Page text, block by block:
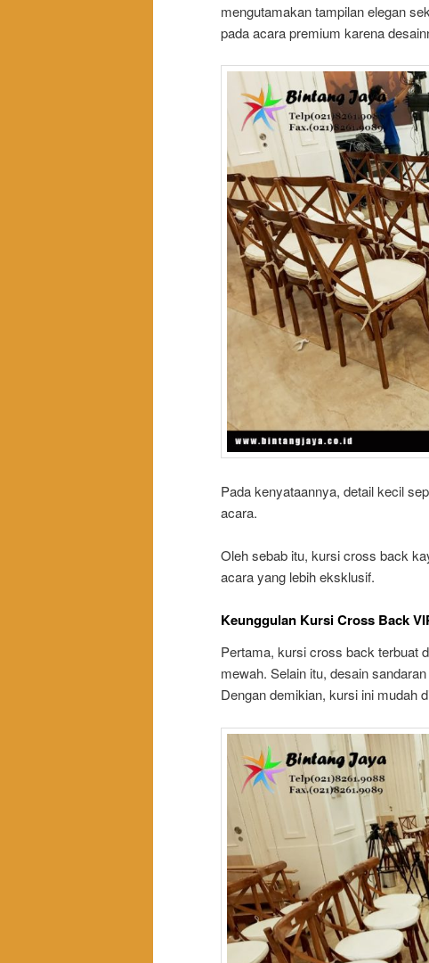
mengutamakan tampilan elegan
pada acara premium karena
Pada kenyataannya, detail kecil
acara.
Oleh sebab itu, kursi cross back
acara yang lebih eksklusif.
Keunggulan Kursi Cross Back
Pertama, kursi cross back terbuat
mewah. Selain itu, desain
Dengan demikian, kursi ini mudah